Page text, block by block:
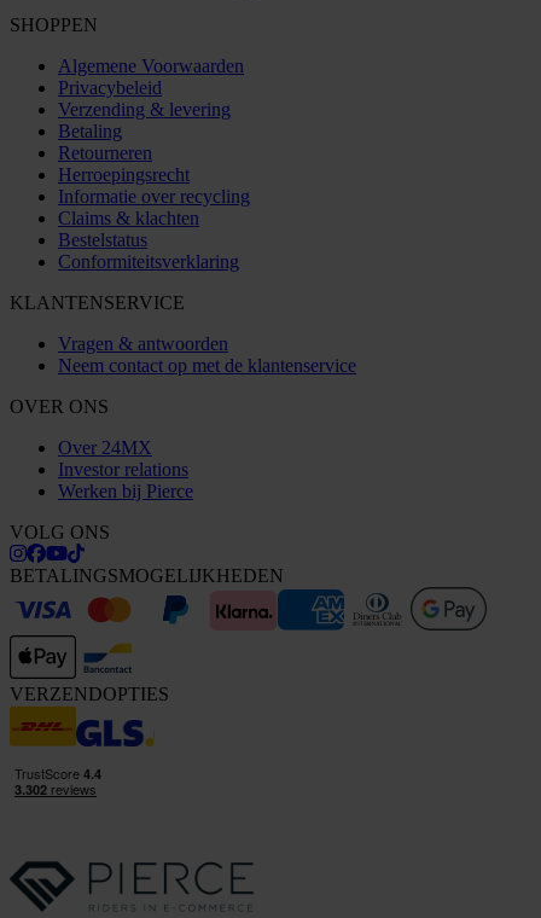
SHOPPEN
Algemene Voorwaarden
Privacybeleid
Verzending & levering
Betaling
Retourneren
Herroepingsrecht
Informatie over recycling
Claims & klachten
Bestelstatus
Conformiteitsverklaring
KLANTENSERVICE
Vragen & antwoorden
Neem contact op met de klantenservice
OVER ONS
Over 24MX
Investor relations
Werken bij Pierce
VOLG ONS
BETALINGSMOGELIJKHEDEN
VERZENDOPTIES